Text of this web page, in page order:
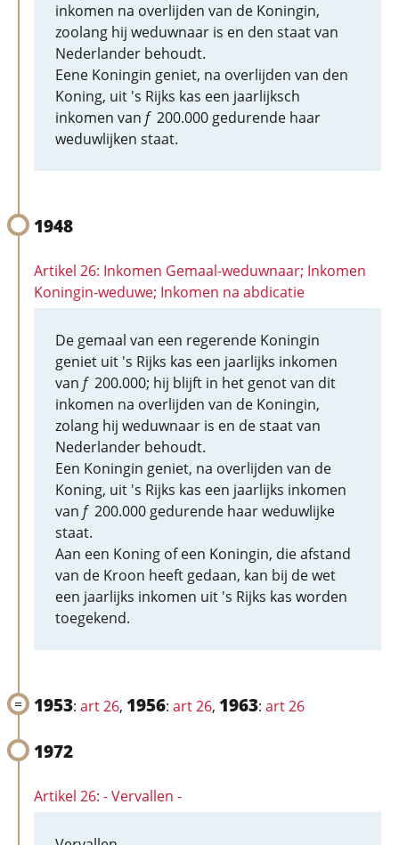
inkomen na overlijden van de Koningin,
zoolang hij weduwnaar is en den staat van
Nederlander behoudt.
Eene Koningin geniet, na overlijden van den
Koning, uit 's Rijks kas een jaarlijksch
inkomen van f200.000 gedurende haar
weduwlijken staat.
1948
Artikel 26: Inkomen Gemaal-weduwnaar; Inkomen
Koningin-weduwe; Inkomen na abdicatie
De gemaal van een regerende Koningin
geniet uit 's Rijks kas een jaarlijks inkomen
van f200.000; hij blijft in het genot van dit
inkomen na overlijden van de Koningin,
zolang hij weduwnaar is en de staat van
Nederlander behoudt.
Een Koningin geniet, na overlijden van de
Koning, uit 's Rijks kas een jaarlijks inkomen
van f200.000 gedurende haar weduwlijke
staat.
Aan een Koning of een Koningin, die afstand
van de Kroon heeft gedaan, kan bij de wet
een jaarlijks inkomen uit 's Rijks kas worden
toegekend.
1953: art 26, 1956: art 26, 1963: art 26
1972
Artikel 26: - Vervallen -